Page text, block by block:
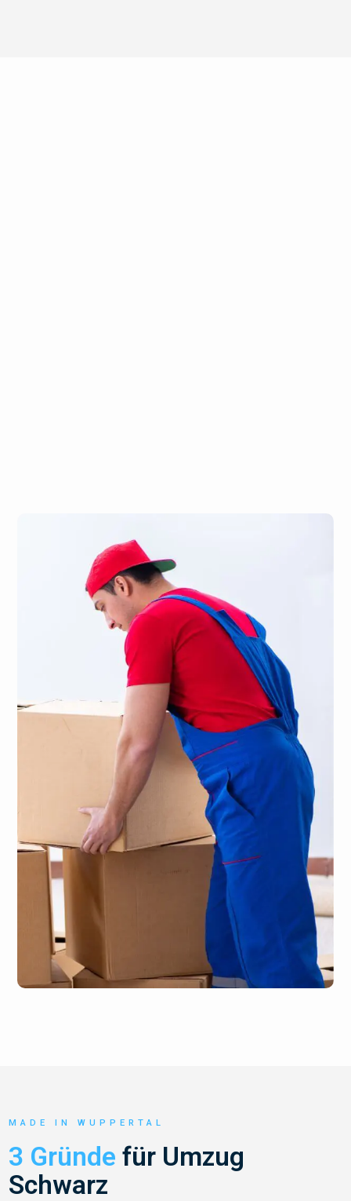
MADE IN WUPPERTAL
3 Gründe für Umzug
Schwarz